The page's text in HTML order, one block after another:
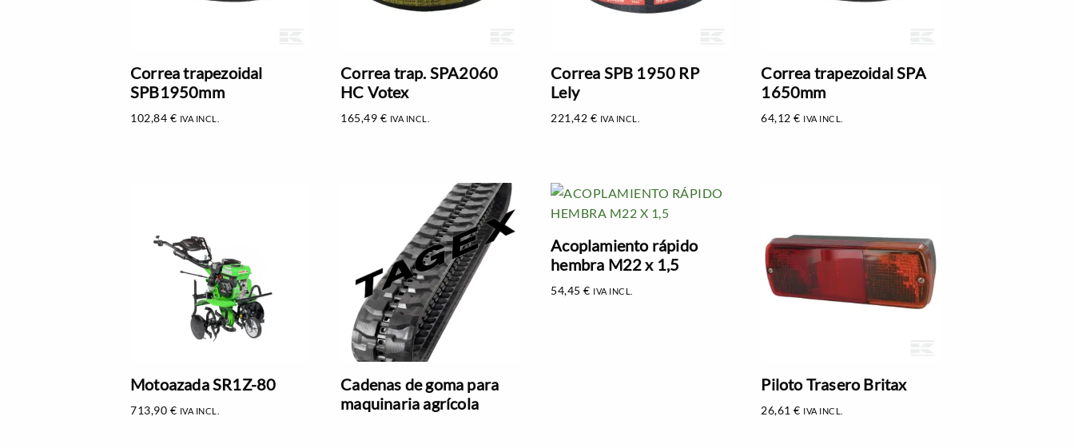
Correa trapezoidal
SPB1950mm
102,84 € IVA INCL.
Correa trap. SPA2060
HC Votex
165,49 € IVA INCL.
Correa SPB 1950 RP
Lely
221,42 € IVA INCL.
Correa trapezoidal SPA
1650mm
64,12€ IVA INCL.
Motoazada SR1Z-80
713,90 € IVA INCL.
Cadenas de goma para
maquinaria agrícola
Acoplamiento rápido
hembra M22 x 1,5
54,45€ IVA INCL.
Piloto Trasero Britax
26,61€ IVA INCL.